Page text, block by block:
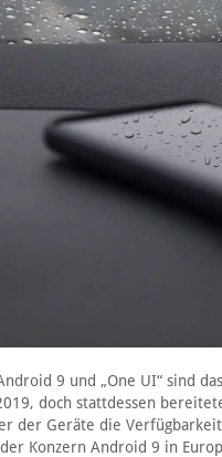
9 und „One UI“ sind
doch stattdessen
der Geräte die
Konzern Android 9 in